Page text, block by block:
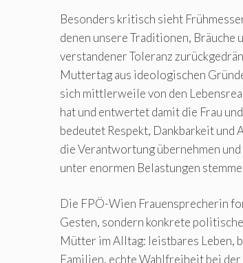
Besonders kritisch sieht
denen unsere Traditionen,
verstandener Toleranz
Muttertag aus ideologischen
sich mittlerweile von den
hat und entwertet damit die Frau
bedeutet Respekt, Dankbarkeit und
die Verantwortung übernehmen
unter enormen Belastungen
Die FPÖ-Wien Frauensprecherin
Gesten, sondern konkrete
Mütter im Alltag: leistbares Leben,
Familien, echte Wahlfreiheit bei